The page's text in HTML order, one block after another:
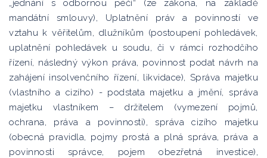
„jednání s odbornou péčí“ (ze zákona, na základě
mandátní smlouvy), Uplatnění práv a povinností ve
vztahu k věřitelům, dlužníkům (postoupení pohledávek,
uplatnění pohledávek u soudu, či v rámci rozhodčího
řízení, následný výkon práva, povinnost podat návrh na
zahájení insolvenčního řízení, likvidace), Správa majetku
(vlastního a cizího) - podstata majetku a jmění, správa
majetku vlastníkem – držitelem (vymezení pojmů,
ochrana, práva a povinnosti), správa cizího majetku
(obecná pravidla, pojmy prostá a plná správa, práva a
povinnosti správce, pojem obezřetná investice),